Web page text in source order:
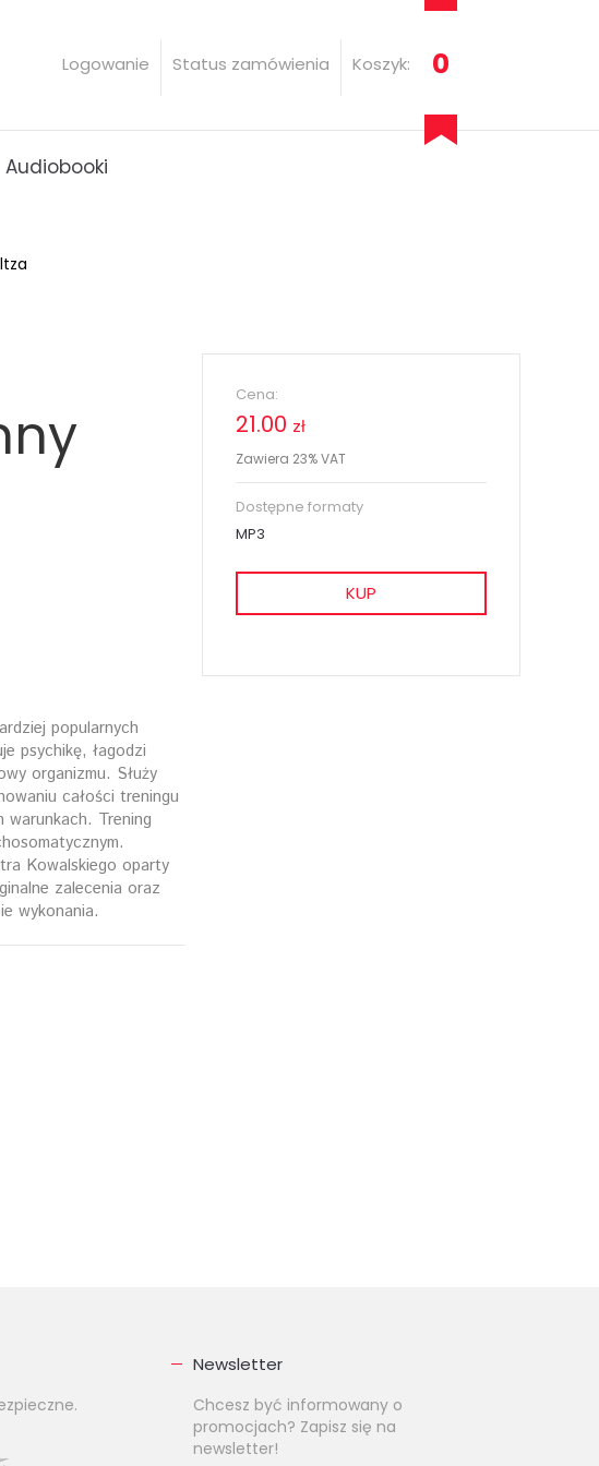
Logowanie Status zamówienia Koszyk: 0
Audiobooki
popularnych
psychikę, łagodzi
organizmu. Służy
całości treningu
warunkach. Trening
Kowalskiego oparty
zalecenia oraz
wykonania.
Cena:
21.00 zł
Zawiera 23% VAT
Dostępne formaty
MP3
KUP
Newsletter
Chcesz być informowany o
promocjach? Zapisz się na
newsletter!